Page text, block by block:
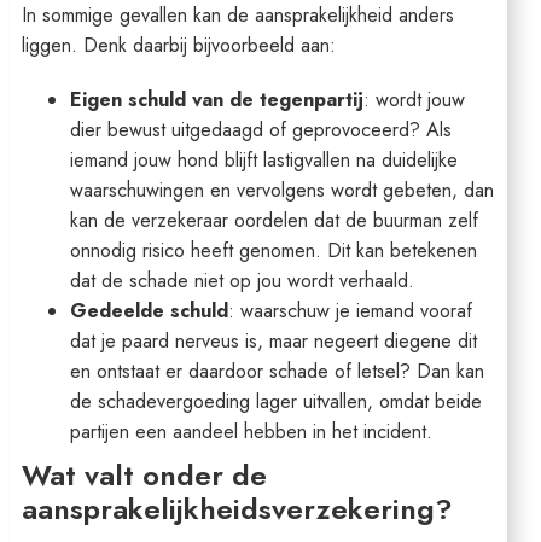
In sommige gevallen kan de aansprakelijkheid anders
liggen. Denk daarbij bijvoorbeeld aan:
Eigen schuld van de tegenpartij: wordt jouw
dier bewust uitgedaagd of geprovoceerd? Als
iemand jouw hond blijft lastigvallen na duidelijke
waarschuwingen en vervolgens wordt gebeten, dan
kan de verzekeraar oordelen dat de buurman zelf
onnodig risico heeft genomen. Dit kan betekenen
dat de schade niet op jou wordt verhaald.
Gedeelde schuld: waarschuw je iemand vooraf
dat je paard nerveus is, maar negeert diegene dit
en ontstaat er daardoor schade of letsel? Dan kan
de schadevergoeding lager uitvallen, omdat beide
partijen een aandeel hebben in het incident.
Wat valt onder de
aansprakelijkheidsverzekering?